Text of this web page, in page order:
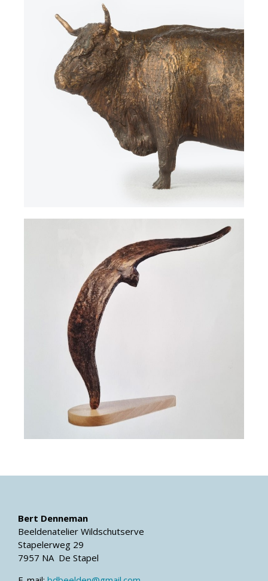
Bert Denneman
Beeldenatelier Wildschutserve
Stapelerweg 29
7957 NA De Stapel